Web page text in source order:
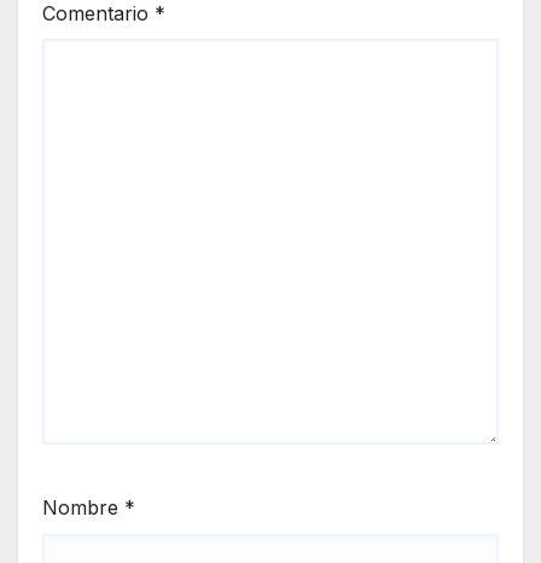
Comentario *
Nombre *